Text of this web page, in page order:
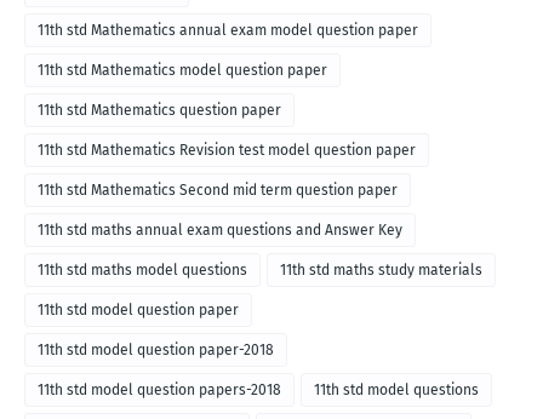
11th std Mathematics annual exam model question paper
11th std Mathematics model question paper
11th std Mathematics question paper
11th std Mathematics Revision test model question paper
11th std Mathematics Second mid term question paper
11th std maths annual exam questions and Answer Key
11th std maths model questions 11th std maths study materials
11th std model question paper
11th std model question paper-2018
11th std model question papers-2018 11th std model questions